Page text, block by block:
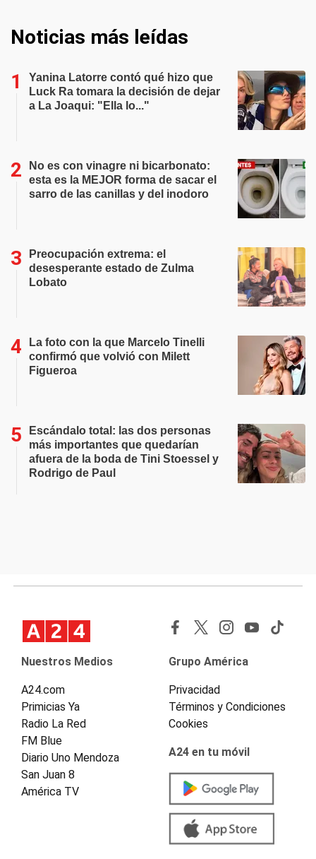
Noticias más leídas
Yanina Latorre contó qué hizo que
Luck Ra tomara la decisión de dejar
a La Joaqui: "Ella lo..."
No es con vinagre ni bicarbonato:
esta es la MEJOR forma de sacar el
sarro de las canillas y del inodoro
Preocupación extrema: el
desesperante estado de Zulma
Lobato
La foto con la que Marcelo Tinelli
confirmó que volvió con Milett
Figueroa
Escándalo total: las dos personas
más importantes que quedarían
afuera de la boda de Tini Stoessel y
Rodrigo de Paul
Nuestros Medios
A24.com
Primicias Ya
Radio La Red
FM Blue
Diario Uno Mendoza
San Juan 8
América TV
Grupo América
Privacidad
Términos y Condiciones
Cookies
A24 en tu móvil